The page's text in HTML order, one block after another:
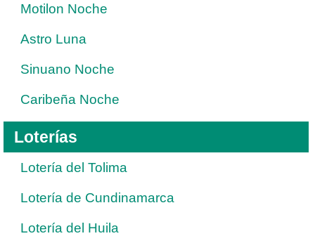
Motilon Noche
Astro Luna
Sinuano Noche
Caribeña Noche
Loterías
Lotería del Tolima
Lotería de Cundinamarca
Lotería del Huila